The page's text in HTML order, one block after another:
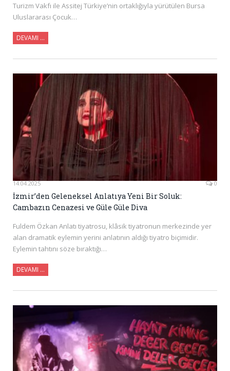
Turizm Vakfı ile Assitej Türkiye’nin ortaklığıyla yürütülen Bursa
Uluslararası Çocuk…
DEVAMI …
14.04.2025 0
İzmir’den Geleneksel Anlatıya Yeni Bir Soluk:
Cambazın Cenazesi ve Güle Güle Diva
Fuldem Özkan Anlatı tiyatrosu, klâsik tiyatronun merkezinde yer
alan dramatik eylemin yerini anlatının aldığı tiyatro biçimidir.
Eylemin tahtını söze bıraktığı…
DEVAMI …